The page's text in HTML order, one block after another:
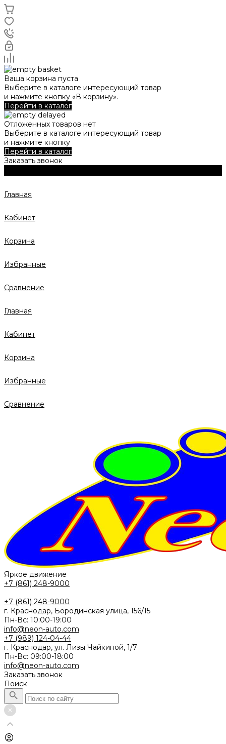
Ваша корзина пуста
Выберите в каталоге интересующий товар
и нажмите кнопку «В корзину».
Перейти в каталог
Отложенных товаров нет
Выберите в каталоге интересующий товар
и нажмите кнопку
Перейти в каталог
Заказать звонок
Главная
Кабинет
Корзина
Избранные
Сравнение
Главная
Кабинет
Корзина
Избранные
Сравнение
Яркое движение
+7 (861) 248-9000
+7 (861) 248-9000
г. Краснодар, Бородинская улица, 156/15
Пн-Вс: 10:00-19:00
info@neon-auto.com
+7 (989) 124-04-44
г. Краснодар, ул. Лизы Чайкиной, 1/7
Пн-Вс: 09:00-18:00
info@neon-auto.com
Заказать звонок
Поиск